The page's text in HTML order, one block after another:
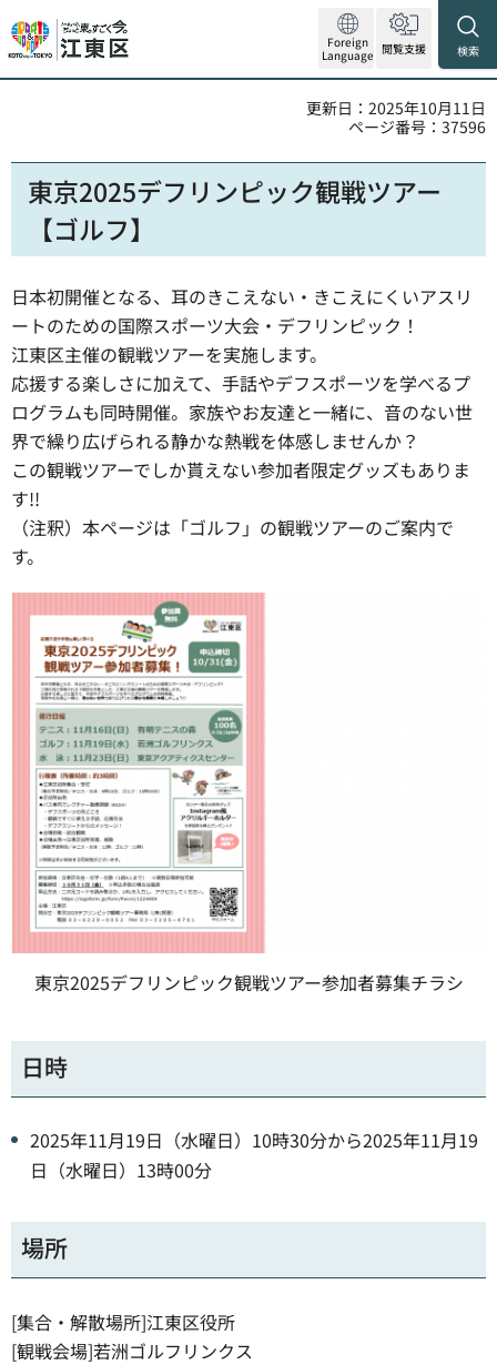
Foreign
Language 閲覧支援 検索
更新日：2025年10月11日
ページ番号：37596
東京2025デフリンピック観戦ツアー
【ゴルフ】
日本初開催となる、耳のきこえない・きこえにくいアスリ
ートのための国際スポーツ大会・デフリンピック！
江東区主催の観戦ツアーを実施します。
応援する楽しさに加えて、手話やデフスポーツを学べるプ
ログラムも同時開催。家族やお友達と一緒に、音のない世
界で繰り広げられる静かな熱戦を体感しませんか？
この観戦ツアーでしか貰えない参加者限定グッズもありま
す!!
（注釈）本ページは「ゴルフ」の観戦ツアーのご案内で
す。
東京2025デフリンピック観戦ツアー参加者募集チラシ
日時
2025年11月19日（水曜日）10時30分から2025年11月19
日（水曜日）13時00分
場所
[集合・解散場所]江東区役所
[観戦会場]若洲ゴルフリンクス